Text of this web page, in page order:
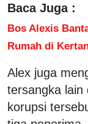
Baca Juga :
Bos Alexis
Rumah di
Alex juga
tersangka lain
korupsi